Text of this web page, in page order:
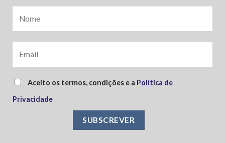
Aceito os termos, condições e a Política de
Privacidade